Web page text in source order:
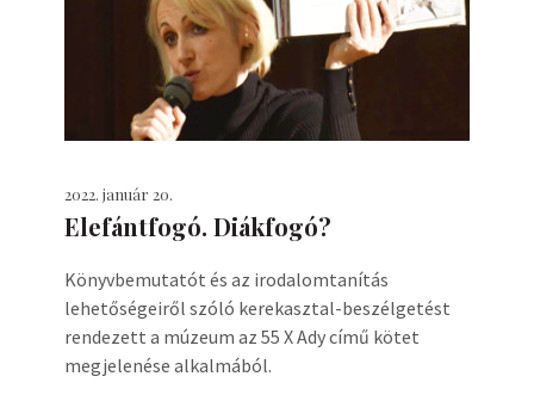
2022. január 20.
Elefántfogó. Diákfogó?
Könyvbemutatót és az irodalomtanítás
lehetőségeiről szóló kerekasztal-beszélgetést
rendezett a múzeum az 55 X Ady című kötet
megjelenése alkalmából.